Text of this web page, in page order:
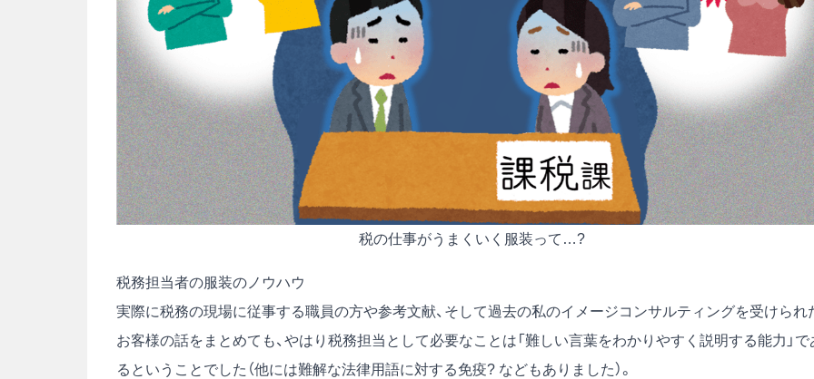
税の仕事がうまくいく服装って…?
税務担当者の服装のノウハウ
実際に税務の現場に従事する職員の方や参考文献、そして過去の私のイメージコンサルティングを受けられ
お客様の話をまとめても、やはり税務担当として必要なことは「難しい言葉をわかりやすく説明する能力」で
るということでした（他には難解な法律用語に対する免疫? などもありました）。